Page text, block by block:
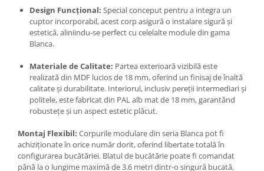
Design Funcțional: Special conceput pentru a integra un
cuptor incorporabil, acest corp asigură o instalare sigură și
estetică, aliniindu-se perfect cu celelalte module din gama
Blanca.
Materiale de Calitate: Partea exterioară vizibilă este
realizată din MDF lucios de 18 mm, oferind un finisaj de înaltă
calitate și durabilitate. Interiorul, inclusiv pereții intermediari și
politele, este fabricat din PAL alb mat de 18 mm, garantând
robustețe și un aspect estetic plăcut.
Montaj Flexibil: Corpurile modulare din seria Blanca pot fi
achiziționate în orice număr dorit, oferind libertate totală în
configurarea bucătăriei. Blatul de bucătărie poate fi comandat
până la o lungime maximă de 3.6 metri dintr-o singură bucată,